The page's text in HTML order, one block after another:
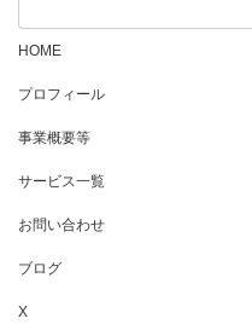
HOME
プロフィール
事業概要等
サービス一覧
お問い合わせ
ブログ
X